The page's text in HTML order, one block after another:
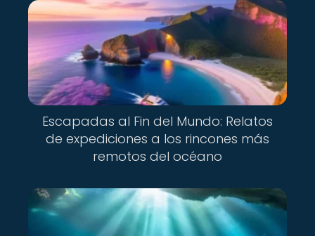
Escapadas al Fin del Mundo: Relatos
de expediciones a los rincones más
remotos del océano